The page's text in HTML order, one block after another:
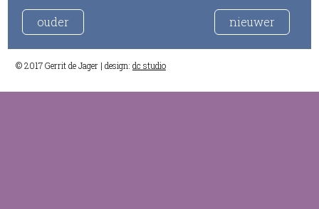
ouder nieuwer
© 2017 Gerrit de Jager | design: dc studio